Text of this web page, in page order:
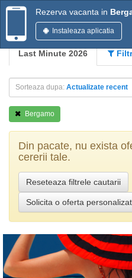
Rezerva vacanta in
Instaleaza aplicatia
Last Minute 2026
Sorteaza dupa: Actualizate recent
Bergamo
Din pacate, nu exista
cererii tale.
Reseteaza filtrele cautarii
Solicita o oferta